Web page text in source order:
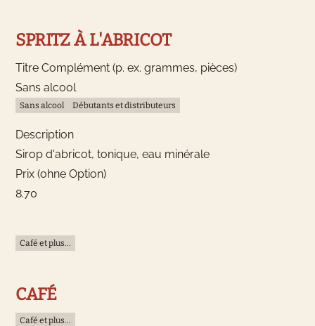
SPRITZ À L'ABRICOT
Titre Complément (p. ex. grammes, pièces)
Sans alcool
Sans alcool Débutants et distributeurs
Description
Sirop d'abricot, tonique, eau minérale
Prix (ohne Option)
8.70
Café et plus...
CAFÉ
Café et plus...